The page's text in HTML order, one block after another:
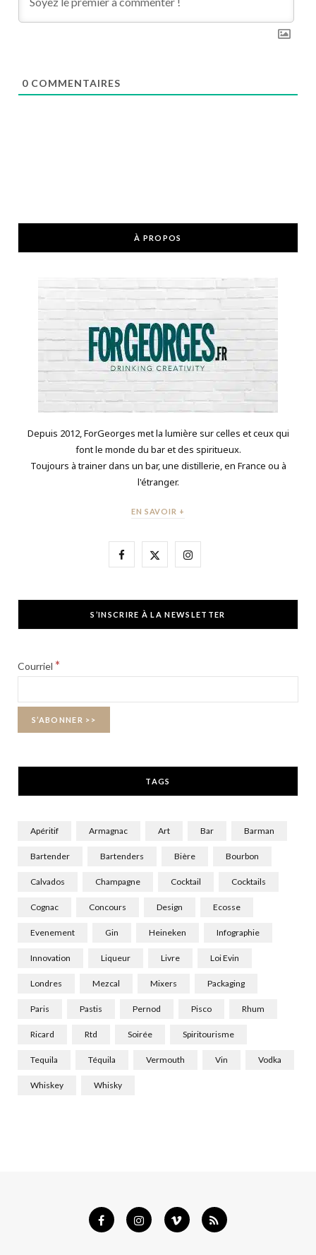
0 COMMENTAIRES
À PROPOS
Depuis 2012, ForGeorges met la lumière sur celles et ceux qui
font le monde du bar et des spiritueux.
Toujours à trainer dans un bar, une distillerie, en France ou à
l'étranger.
EN SAVOIR +
F
e
X
w
I
t
S’INSCRIRE À LA NEWSLETTER
Courriel *
TAGS
Apéritif Armagnac Art Bar Barman
Bartender Bartenders Bière Bourbon
Calvados Champagne Cocktail Cocktails
Cognac Concours Design Ecosse
Evenement Gin Heineken Infographie
Innovation Liqueur Livre Loi Evin
Londres Mezcal Mixers Packaging
Paris Pastis Pernod Pisco Rhum
Ricard Rtd Soirée Spiritourisme
Tequila Téquila Vermouth Vin Vodka
Whiskey Whisky